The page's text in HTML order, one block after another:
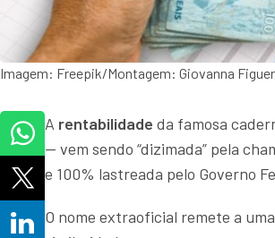
Imagem: Freepik/Montagem: Giovanna
A rentabilidade da famosa
— vem sendo “dizimada” pela
e 100% lastreada pelo Governo
O nome extraoficial remete a